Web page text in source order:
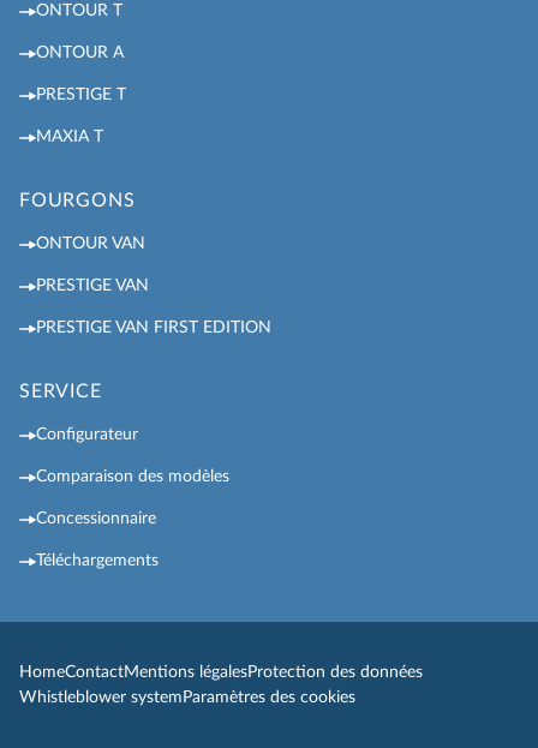
ONTOUR T
ONTOUR A
PRESTIGE T
MAXIA T
FOURGONS
ONTOUR VAN
PRESTIGE VAN
PRESTIGE VAN FIRST EDITION
SERVICE
Configurateur
Comparaison des modèles
Concessionnaire
Téléchargements
HomeContactMentions légalesProtection des données
Whistleblower system Paramètres des cookies